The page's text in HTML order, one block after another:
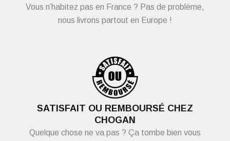
Vous n’habitez pas en France ? Pas de problème,
nous livrons partout en Europe !
SATISFAIT OU REMBOURSÉ CHEZ
CHOGAN
Quelque chose ne va pas ? Ça tombe bien vous